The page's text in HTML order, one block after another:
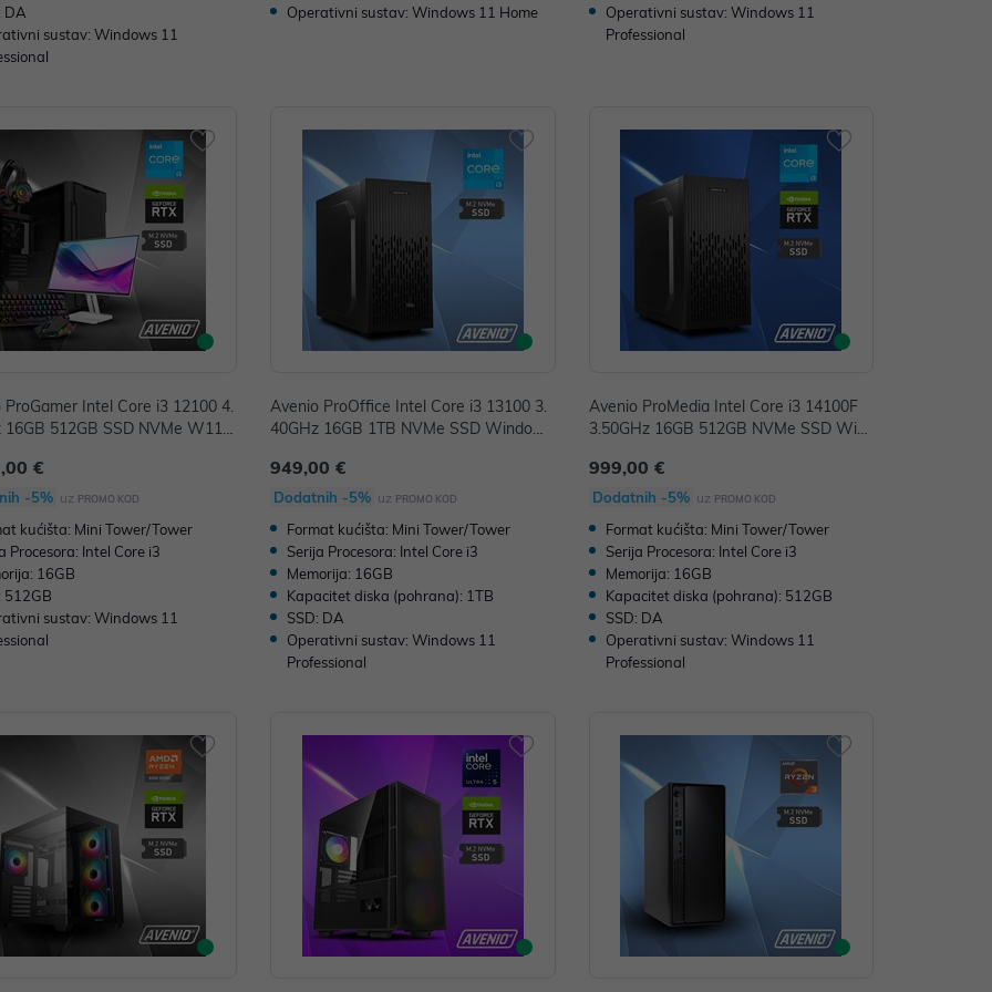
DA
sustav: Windows 11
Operativni sustav: Windows 11 Home
Operativni sustav: Windows 11
Professional
ProGamer Intel Core i3 12100 4.
16GB 512GB SSD NVMe W11P
+ Gaming set P/N: 02243327
€
-5% uz PROMO KOD
kućišta: Mini Tower/Tower
Procesora: Intel Core i3
16GB
512GB
sustav: Windows 11
Avenio ProOffice Intel Core i3 13100 3.
40GHz 16GB 1TB NVMe SSD Windows
43301
949,00 €
Dodatnih -5% uz PROMO KOD
Format kućišta: Mini Tower/Tower
Serija Procesora: Intel Core i3
Memorija: 16GB
Kapacitet diska (pohrana): 1TB
SSD: DA
Operativni sustav: Windows 11
Professional
Avenio ProMedia Intel Core i3 14100F
3.50GHz 16GB 512GB NVMe SSD Win
DR6 P/N: 02243298
999,00 €
Dodatnih -5% uz PROMO KOD
Format kućišta: Mini Tower/Tower
Serija Procesora: Intel Core i3
Memorija: 16GB
Kapacitet diska (pohrana): 512GB
SSD: DA
Operativni sustav: Windows 11
Professional